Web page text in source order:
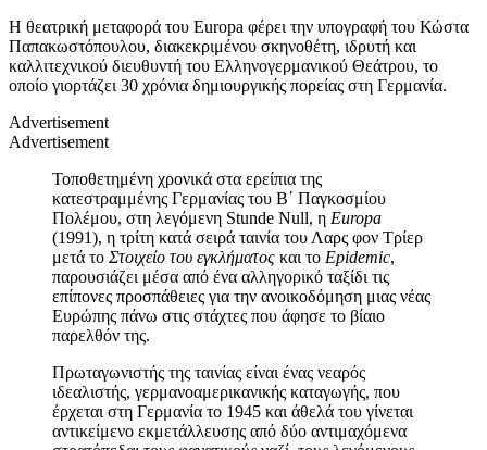
Η θεατρική μεταφορά του Europa φέρει την υπογραφή του Κώστα
Παπακωστόπουλου, διακεκριμένου σκηνοθέτη, ιδρυτή και
καλλιτεχνικού διευθυντή του Ελληνογερμανικού Θεάτρου, το
οποίο γιορτάζει 30 χρόνια δημιουργικής πορείας στη Γερμανία.
Advertisement
Advertisement
Τοποθετημένη χρονικά στα ερείπια της
κατεστραμμένης Γερμανίας του Β΄ Παγκοσμίου
Πολέμου, στη λεγόμενη Stunde Null, η Europa
(1991), η τρίτη κατά σειρά ταινία του Λαρς φον Τρίερ
μετά το Στοιχείο του εγκλήματος και το Epidemic,
παρουσιάζει μέσα από ένα αλληγορικό ταξίδι τις
επίπονες προσπάθειες για την ανοικοδόμηση μιας νέας
Ευρώπης πάνω στις στάχτες που άφησε το βίαιο
παρελθόν της.
Πρωταγωνιστής της ταινίας είναι ένας νεαρός
ιδεαλιστής, γερμανοαμερικανικής καταγωγής, που
έρχεται στη Γερμανία το 1945 και άθελά του γίνεται
αντικείμενο εκμετάλλευσης από δύο αντιμαχόμενα